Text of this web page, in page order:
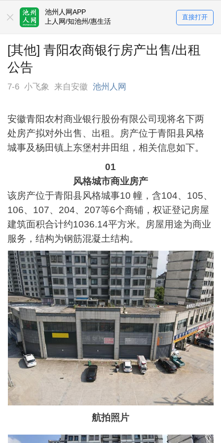
池州人网APP
上人网/知池州/惠生活
直接打开
[其他] 青阳农商银行房产出售/出租
公告
7-6 小飞象 来自安徽 池州人网
安徽青阳农村商业银行股份有限公司现将名下两
处房产拟对外出售、出租。房产位于青阳县风格
城事及杨田镇上东堡村井田组，相关信息如下。
01
风格城市商业房产
该房产位于青阳县风格城事10 幢，含104、105、
106、107、204、207等6个商铺，权证登记房屋
建筑面积合计约1036.14平方米。房屋用途为商业
服务，结构为钢筋混凝土结构。
航拍照片